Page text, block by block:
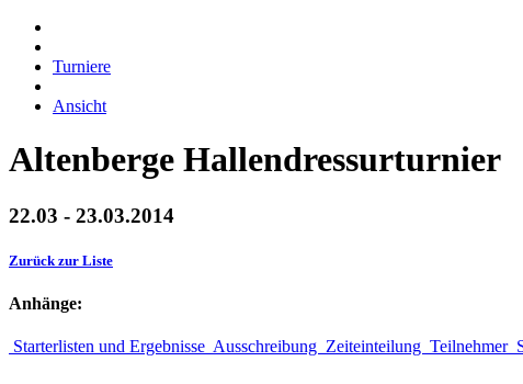
Turniere
Ansicht
Altenberge Hallendressurturnier
22.03 - 23.03.2014
Zurück zur Liste
Anhänge:
Starterlisten und Ergebnisse Ausschreibung Zeiteinteilung Teilnehmer